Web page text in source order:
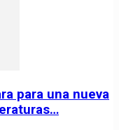
para una nueva